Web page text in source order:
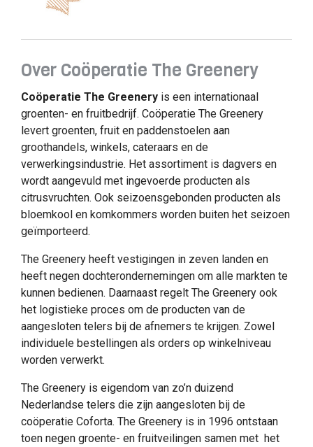
Over Coöperatie The Greenery
Coöperatie The Greenery is een internationaal
groenten- en fruitbedrijf. Coöperatie The Greenery
levert groenten, fruit en paddenstoelen aan
groothandels, winkels, cateraars en de
verwerkingsindustrie. Het assortiment is dagvers en
wordt aangevuld met ingevoerde producten als
citrusvruchten. Ook seizoensgebonden producten als
bloemkool en komkommers worden buiten het seizoen
geïmporteerd.
The Greenery heeft vestigingen in zeven landen en
heeft negen dochterondernemingen om alle markten te
kunnen bedienen. Daarnaast regelt The Greenery ook
het logistieke proces om de producten van de
aangesloten telers bij de afnemers te krijgen. Zowel
individuele bestellingen als orders op winkelniveau
worden verwerkt.
The Greenery is eigendom van zo’n duizend
Nederlandse telers die zijn aangesloten bij de
coöperatie Coforta. The Greenery is in 1996 ontstaan
toen negen groente- en fruitveilingen samen met het